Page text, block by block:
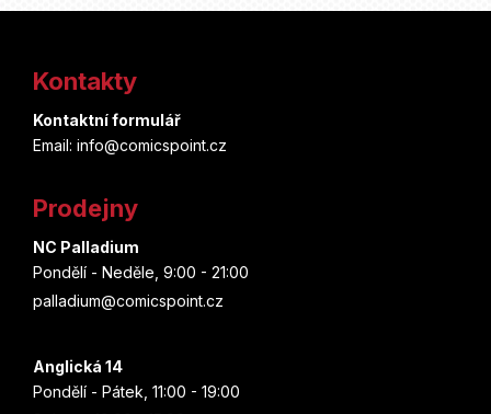
Kontakty
Kontaktní formulář
Email: info@comicspoint.cz
Prodejny
NC Palladium
Pondělí - Neděle, 9:00 - 21:00
palladium@comicspoint.cz
Anglická 14
Pondělí - Pátek, 11:00 - 19:00